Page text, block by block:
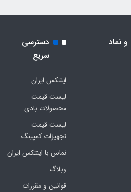
و نماد
دسترسی
سریع
اینتکس ایران
لیست قیمت
محصولات بادی
لیست قیمت
تجهیزات کمپینگ
تماس با اینتکس ایران
وبلاگ
قوانین و مقررات